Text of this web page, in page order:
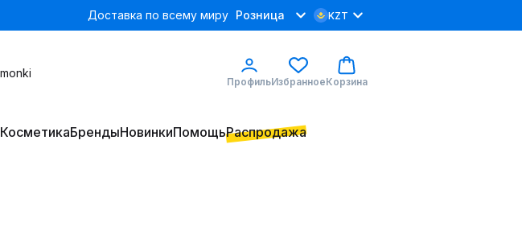
Доставка по всему миру Розница KZT
ПрофильИзбранноеКорзина
КосметикаБрендыНовинкиПомощьРаспродажа